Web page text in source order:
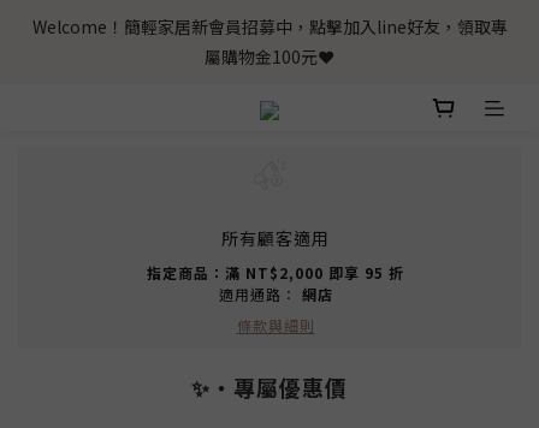
Welcome！簡輕家居新會員招募中，點擊加入line好友，領取專
屬購物金100元❤️
所有顧客適用
指定商品：滿 NT$2,000 即享 95 折
適用通路： 網店
條款與細則
✨‧專屬優惠價